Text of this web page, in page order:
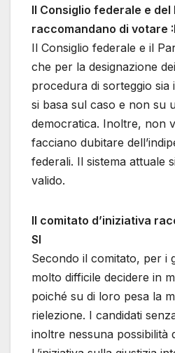
Il Consiglio federale e del
raccomandano di votare
Il Consiglio federale e il
che per la designazione
procedura di sorteggio sia
si basa sul caso e non su
democratica. Inoltre, non
facciano dubitare
federali. Il sistema attuale
valido.
Il comitato d’iniziativa
SI
Secondo il comitato, per i
molto difficile decidere in
poiché su di loro pesa la
rielezione. I candidati
inoltre nessuna possibilità